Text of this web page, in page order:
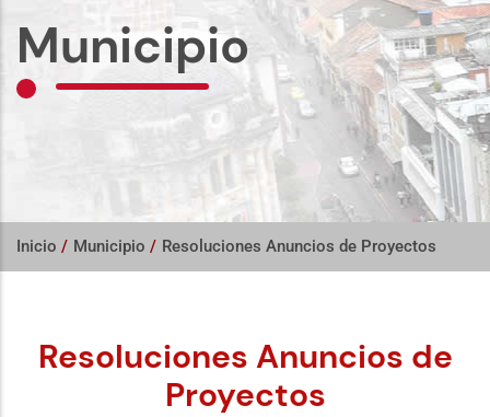
Municipio
Inicio / Municipio / Resoluciones Anuncios de Proyectos
Resoluciones Anuncios de
Proyectos